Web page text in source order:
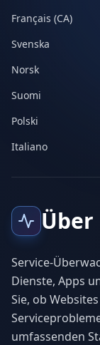
Français (CA)
Svenska
Norsk
Suomi
Polski
Italiano
Service-
Dienste, Apps
Sie, ob
umfassenden